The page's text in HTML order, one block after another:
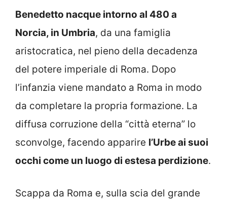
Benedetto nacque intorno al 480 a
Norcia, in Umbria, da una famiglia
aristocratica, nel pieno della decadenza
del potere imperiale di Roma. Dopo
l’infanzia viene mandato a Roma in modo
da completare la propria formazione. La
diffusa corruzione della “città eterna” lo
sconvolge, facendo apparire l’Urbe ai suoi
occhi come un luogo di estesa perdizione.
Scappa da Roma e, sulla scia del grande